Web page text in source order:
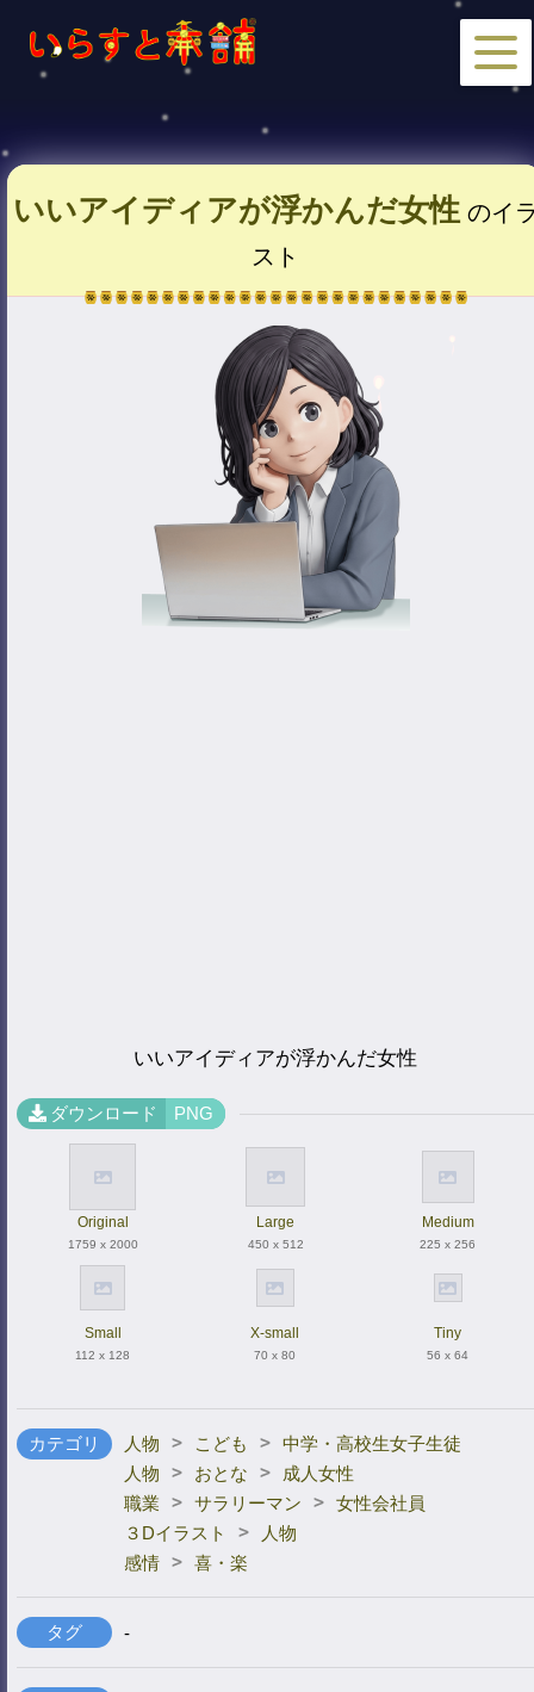
いいアイディアが浮かんだ女性のイ
スト
いいアイディアが浮かんだ女性
ダウンロード PNG
Original
1759 x 2000
Large
450 x 512
Medium
225 x 256
Small
112 x 128
X-small
70 x 80
Tiny
56 x 64
カテゴリ 人物 > こども > 中学・高校生女子生徒
人物
> おとな >
成人女性
職業
> サラリーマン > 女性会社員
３Dイラスト
>
人物
感情 > 喜・楽
タグ -